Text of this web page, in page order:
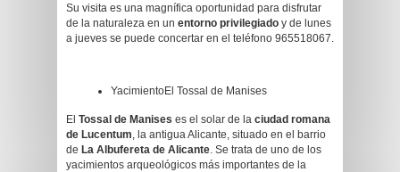
Su visita es una magnífica oportunidad para disfrutar
de la naturaleza en un entorno privilegiado y de lunes
a jueves se puede concertar en el teléfono 965518067.
YacimientoEl Tossal de Manises
El Tossal de Manises es el solar de la ciudad romana
de Lucentum, la antigua Alicante, situado en el barrio
de La Albufereta de Alicante. Se trata de uno de los
yacimientos arqueológicos más importantes de la